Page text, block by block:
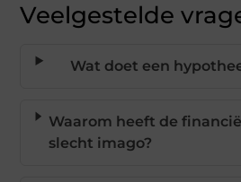
Veelgestelde
Wat doet een
Waarom heeft de
slecht imago?